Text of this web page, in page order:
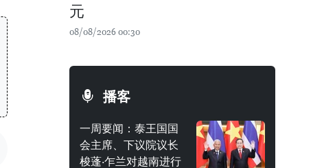
元
08/08/2026 00:30
播客
一周要闻：泰王国国
会主席、下议院议长
梭蓬·乍兰对越南进行